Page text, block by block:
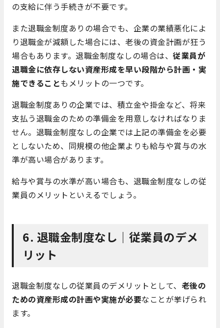
の支給に伴う手続きが不要です。
また退職金制度ありの場合でも、企業の業績悪化によ
り退職金が減額した場合には、老後の資金計画が狂う
場合もあります。退職金制度なしの場合は、 従業員が
退職金に依存しない資産形成を早い段階から計画・実
施できることもメリットの一つです。
退職金制度ありの企業では、積立金や掛金など、将来
支払う退職金のための準備金を用意しなければなりま
せん。退職金制度なしの企業では上記の準備金を必要
としないため、同規模の他企業よりも給与や賞与の水
準が高い場合があります。
給与や賞与の水準が高い場合も、退職金制度なしの従
業員のメリットといえるでしょう。
6. 退職金制度なし｜従業員のデメ
リット
退職金制度なしの従業員のデメリットとして、 老後の
ための資産形成の計画や実施が必要なことが挙げられ
ます。